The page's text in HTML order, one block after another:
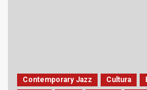
Contemporary Jazz Cultura